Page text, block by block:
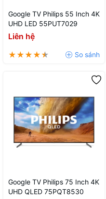
Google TV Philips 55 Inch 4K
UHD LED 55PUT7029
Liên hệ
Google TV Philips 75 Inch 4K
UHD QLED 75PQT8530